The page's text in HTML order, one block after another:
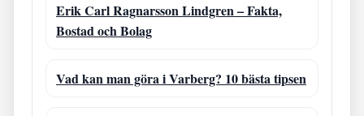
Erik Carl Ragnarsson Lindgren – Fakta,
Bostad och Bolag
Vad kan man göra i Varberg? 10 bästa tipsen